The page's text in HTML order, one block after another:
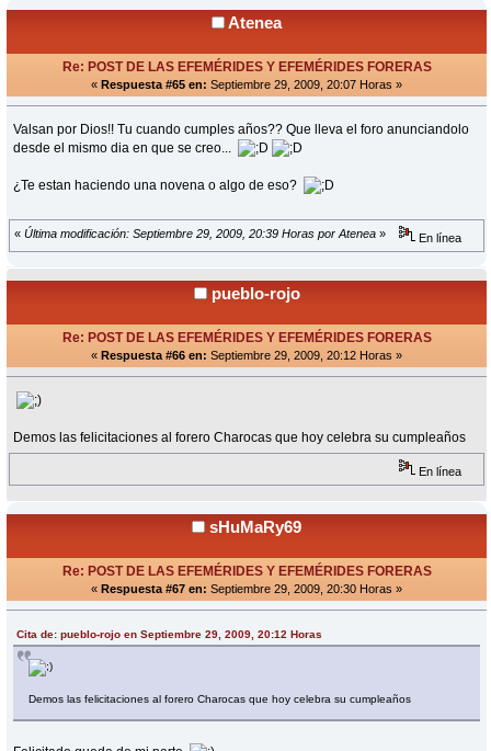
Atenea
Re: POST DE LAS EFEMÉRIDES Y EFEMÉRIDES FORERAS
« Respuesta #65 en: Septiembre 29, 2009, 20:07 Horas »
Valsan por Dios!! Tu cuando cumples años?? Que lleva el foro anunciandolo
desde el mismo dia en que se creo...
¿Te estan haciendo una novena o algo de eso?
« Última modificación: Septiembre 29, 2009, 20:39 Horas por Atenea » En línea
pueblo-rojo
Re: POST DE LAS EFEMÉRIDES Y EFEMÉRIDES FORERAS
« Respuesta #66 en: Septiembre 29, 2009, 20:12 Horas »
Demos las felicitaciones al forero Charocas que hoy celebra su cumpleaños
En línea
sHuMaRy69
Re: POST DE LAS EFEMÉRIDES Y EFEMÉRIDES FORERAS
« Respuesta #67 en: Septiembre 29, 2009, 20:30 Horas »
Cita de: pueblo-rojo en Septiembre 29, 2009, 20:12 Horas
Demos las felicitaciones al forero Charocas que hoy celebra su cumpleaños